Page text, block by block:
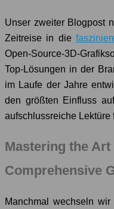
Unser zweiter Blogpost
Zeitreise in die
Open-Source-3D-
Top-Lösungen in der
im Laufe der Jahre
den größten Einfluss
aufschlussreiche Lektüre
Mastering the
Comprehensive
Manchmal wechseln